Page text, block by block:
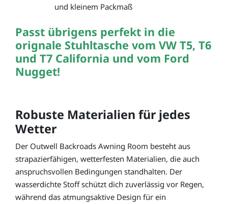
und kleinem Packmaß
Passt übrigens perfekt in die
orignale Stuhltasche vom VW T5, T6
und T7 California und vom Ford
Nugget!
Robuste Materialien für jedes
Wetter
Der Outwell Backroads Awning Room besteht aus
strapazierfähigen, wetterfesten Materialien, die auch
anspruchsvollen Bedingungen standhalten. Der
wasserdichte Stoff schützt dich zuverlässig vor Regen,
während das atmungsaktive Design für ein